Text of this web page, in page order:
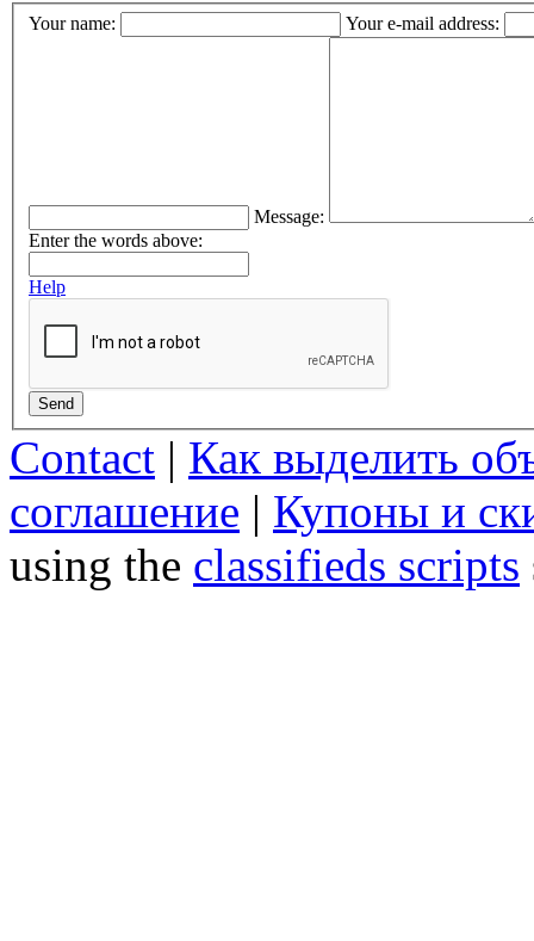
Your name: Your e-mail address:
Message:
Enter the words above:
Help
Send
Contact | Как выделить
соглашение | Купоны и
using the classifieds scripts